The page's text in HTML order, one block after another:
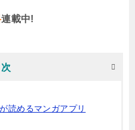
連載中!
次
読めるマンガアプリ